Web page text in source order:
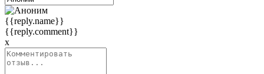
{{reply.name}}
{{reply.comment}}
x